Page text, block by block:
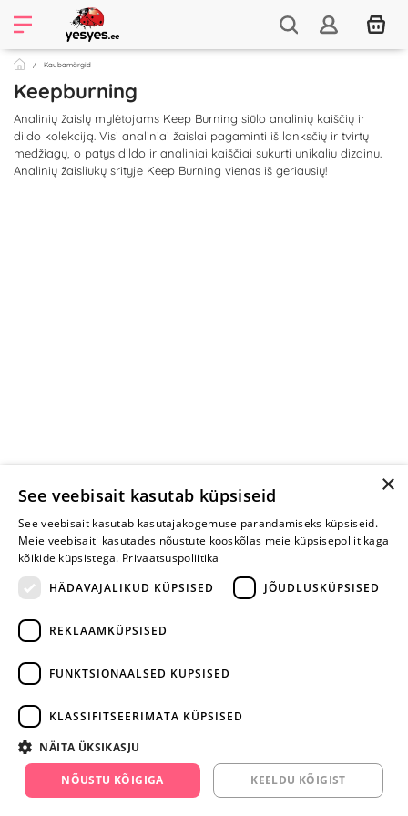
Kaubamärgid
Keepburning
Analinių žaislų mylėtojams Keep Burning siūlo analinių kaiščių ir
dildo kolekciją. Visi analiniai žaislai pagaminti iš lanksčių ir tvirtų
medžiagų, o patys dildo ir analiniai kaiščiai sukurti unikaliu dizainu.
Analinių žaisliukų srityje Keep Burning vienas iš geriausių!
facebook.com/yesyes.ee
Instagram/yesyes.ee
×
See veebisait kasutab küpsiseid
See veebisait kasutab kasutajakogemuse parandamiseks küpsiseid.
Meie veebisaiti kasutades nõustute kooskõlas meie küpsisepoliitikaga
kõikide küpsistega. Privaatsuspoliitika
HÄDAVAJALIKUD KÜPSISED
JÕUDLUSKÜPSISED
REKLAAMKÜPSISED
FUNKTSIONAALSED KÜPSISED
KLASSIFITSEERIMATA KÜPSISED
NÄITA ÜKSIKASJU
NÕUSTU KÕIGIGA KEELDU KÕIGIST